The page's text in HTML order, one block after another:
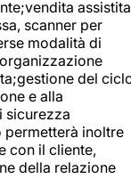
assistita
scanner per
modalità di
del
e alla
sicurezza
inoltre
con il cliente,
della relazione